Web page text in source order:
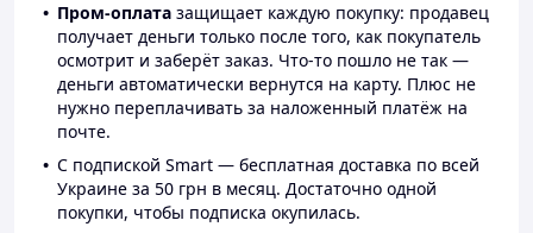
Пром-оплата защищает каждую покупку: продавец
получает деньги только после того, как покупатель
осмотрит и заберёт заказ. Что-то пошло не так —
деньги автоматически вернутся на карту. Плюс не
нужно переплачивать за наложенный платёж на
почте.
С подпиской Smart — бесплатная доставка по всей
Украине за 50 грн в месяц. Достаточно одной
покупки, чтобы подписка окупилась.